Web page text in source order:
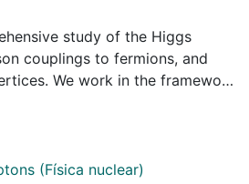
study of the Higgs
couplings to fermions, and
We work in the framework
the effects of the
the presently allowed
of these operators via a 20
(Física nuclear)